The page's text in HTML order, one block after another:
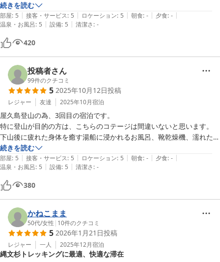
場所も安房なのでどこに行くにも便利だったし安房の居酒屋さんにも歩
いて行ける距離なのも良かったです。
屋久島に行く時はまた利用したいです。
続きを読む
部屋: 5 | 接客・サービス: 5 | ロケーション: 5 | 朝食: - | 夕食: - |
温泉・お風呂: 5 | 設備: 5 | 清潔さ: -
420
投稿者さん
99件のクチコミ
5 2025年10月12日投稿
レジャー 友達 2025年10月宿泊
屋久島登山の為、3回目の宿泊です。
特に登山が目的の方は、こちらのコテージは間違いないと思います。
下山後に疲れた身体を癒す湯船に浸かれるお風呂、靴乾燥機、濡れたウ
ェアを掛ける玄関内のバー、そして自炊できるキッチン等、ピカピカな
室内で快適に過ごせました。
コインランドリーも徒歩4分です。
続きを読む
部屋: 5 | 接客・サービス: 5 | ロケーション: 5 | 朝食: - | 夕食: - |
温泉・お風呂: 5 | 設備: 5 | 清潔さ: -
380
かねこまま
50代/女性 | 10件のクチコミ
5 2026年1月21日投稿
レジャー 一人 2025年12月宿泊
縄文杉トレッキングに最適、快適な滞在